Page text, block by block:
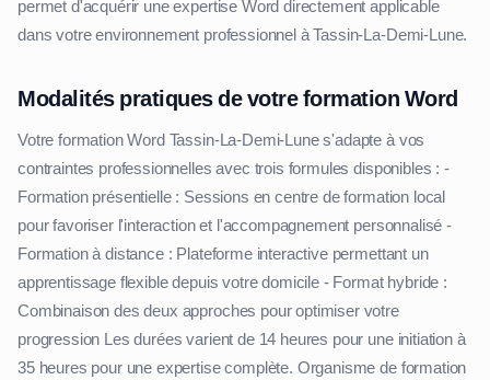
permet d'acquérir une expertise Word directement applicable
dans votre environnement professionnel à Tassin-La-Demi-Lune.
Modalités pratiques de votre formation Word
Votre formation Word Tassin-La-Demi-Lune s'adapte à vos
contraintes professionnelles avec trois formules disponibles : -
Formation présentielle : Sessions en centre de formation local
pour favoriser l'interaction et l'accompagnement personnalisé -
Formation à distance : Plateforme interactive permettant un
apprentissage flexible depuis votre domicile - Format hybride :
Combinaison des deux approches pour optimiser votre
progression Les durées varient de 14 heures pour une initiation à
35 heures pour une expertise complète. Organisme de formation